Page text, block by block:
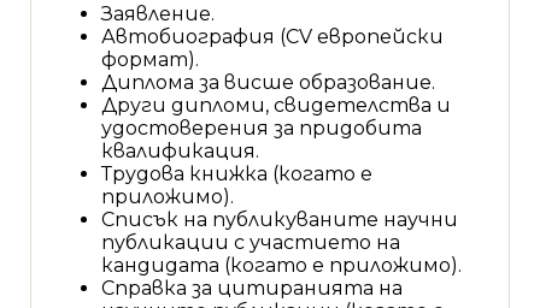
Заявление.
Автобиография (CV европейски
формат).
Диплома за висше образование.
Други дипломи, свидетелства и
удостоверения за придобита
квалификация.
Трудова книжка (когато е
приложимо).
Списък на публикуваните научни
публикации с участието на
кандидата (когато е приложимо).
Справка за цитиранията на